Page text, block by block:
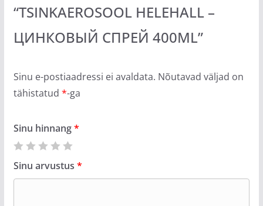
“TSINKAEROSOOL HELEHALL –
ЦИНКОВЫЙ СПРЕЙ 400ML”
Sinu e-postiaadressi ei avaldata. Nõutavad väljad on
tähistatud *-ga
Sinu hinnang*
Sinu arvustus *